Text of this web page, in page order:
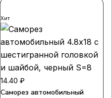
Хит
14.40 ₽
Саморез автомобильный